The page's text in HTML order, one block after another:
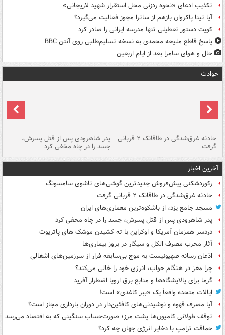
تکذیب ادعای «نحوه ردزنی محل استقرار شهید لاریجانی»
آیا تینا پاکروان بازهم از ساترا مجوز فعالیت می‌گیرد؟
کویت دستور تعطیلی تنها مدرسه ایرانی را صادر کرد
پاسخ قاطع ملیحه محمدی به نسخه تسلیم‌طلبی روی آنتن BBC
حال و هوای سامرا بعد از ایام اربعین
حوادث
حادثه غرق‌شدگی در طاقانک ۲ قربانی
گرفت
پدر شاهرودی پس از قتل پسرش،
جسد را در چاه مخفی کرد
آخرین اخبار
رکوردشکنی پیش‌فروش جدیدترین گوشی‌های تاشوی سامسونگ
حادثه غرق‌شدگی در طاقانک ۲ قربانی گرفت
مسجد جامع یزد، از باشکوه‌ترین معماری‌های ایران
پدر شاهرودی پس از قتل پسرش، جسد را در چاه مخفی کرد
دردسر همزمان آمریکا و اوکراین با ته کشیدن موشک های پاتریوت
آثار مخرب مصرف الکل و سیگار در بروز بیماری‌ها
اذعان رسانه صهیونیست به موج بی‌سابقه فرار از سرزمین‌های اشغالی
چرا مغز در هنگام خواب، انرژی خود را خالی می‌کند؟
گرما برای پالایشگاه‌ها و منابع برق اروپا اضطرار آفرید
ایالات متحده واقعاً یک «ببر کاغذی» است!
آیا مصرف قهوه و نوشیدنی‌های کافئین‌دار در دوران بارداری مجاز است؟
توقف طولانی کامیون‌ها پشت مرز؛ صورت‌حساب سنگینی که به اقتصاد می‌رسد
حماقت ترامپ با ذخایر انرژی جهان چه کرد؟